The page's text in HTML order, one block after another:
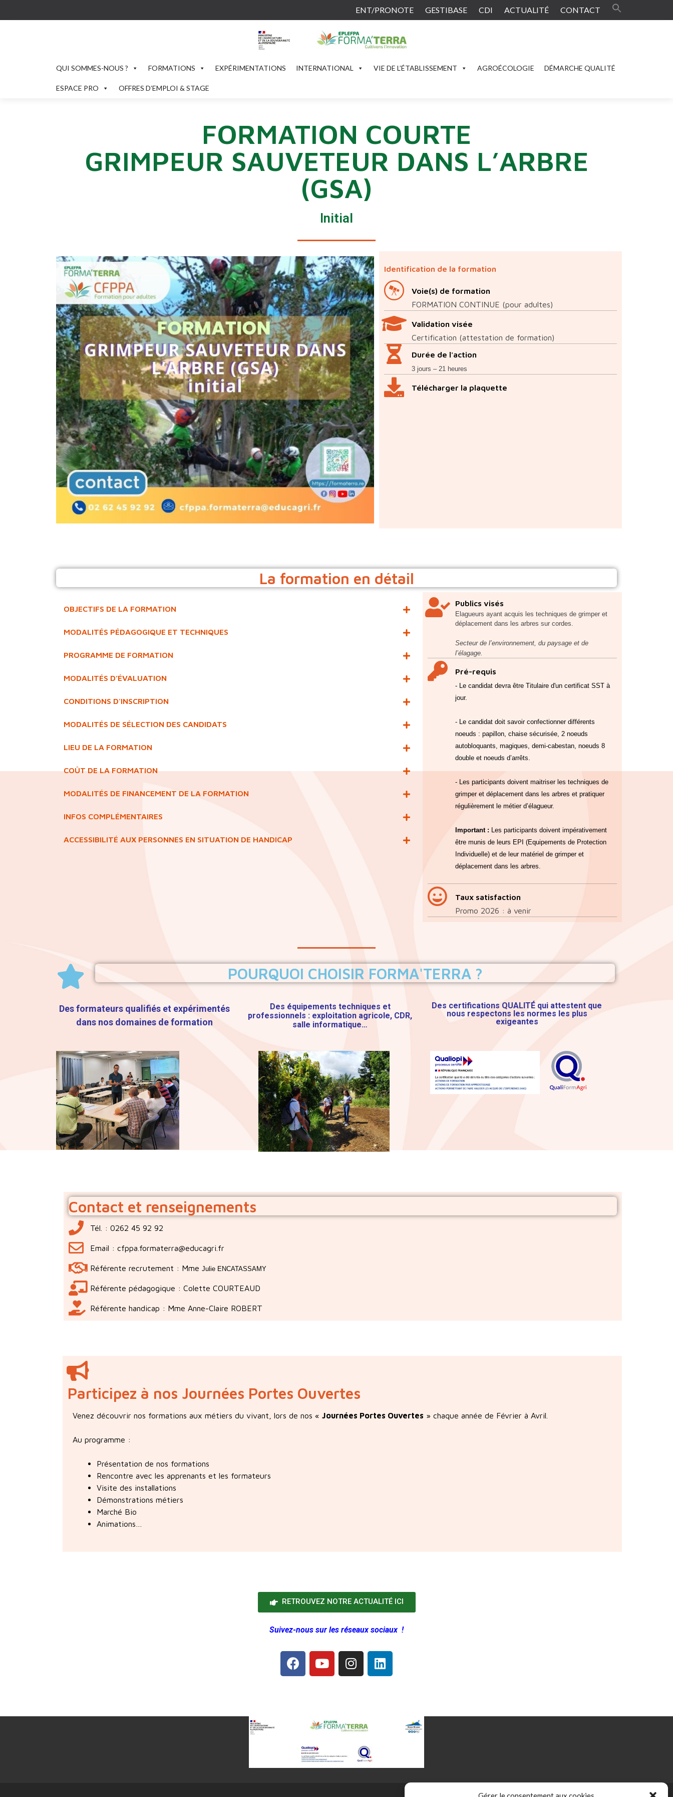
ENT/PRONOTE GESTIBASE CDI ACTUALITÉ CONTACT
QUI SOMMES-NOUS ? FORMATIONS EXPÉRIMENTATIONS INTERNATIONAL VIE DE L’ÉTABLISSEMENT AGROÉCOLOGIE DÉMARCHE QUALITÉ
ESPACE PRO OFFRES D’EMPLOI & STAGE
FORMATION COURTE
GRIMPEUR SAUVETEUR DANS L’ARBRE
(GSA)
Initial
Identification de la formation
Voie(s) de formation
FORMATION CONTINUE (pour adultes)
Validation visée
Certification (attestation de formation)
Durée de l'action
3 jours – 21 heures
Télécharger la plaquette
La formation en détail
OBJECTIFS DE LA FORMATION
MODALITÉS PÉDAGOGIQUE ET TECHNIQUES
PROGRAMME DE FORMATION
MODALITÉS D’ÉVALUATION
CONDITIONS D'INSCRIPTION
MODALITÉS DE SÉLECTION DES CANDIDATS
LIEU DE LA FORMATION
COÛT DE LA FORMATION
MODALITÉS DE FINANCEMENT DE LA FORMATION
INFOS COMPLÉMENTAIRES
ACCESSIBILITÉ AUX PERSONNES EN SITUATION DE HANDICAP
Publics visés
Elagueurs ayant acquis les techniques de grimper et
déplacement dans les arbres sur cordes.
Secteur de l’environnement, du paysage et de
l’élagage.
Pré-requis
- Le candidat devra être Titulaire d'un certificat SST à
jour.
- Le candidat doit savoir confectionner différents
noeuds : papillon, chaise sécurisée, 2 noeuds
autobloquants, magiques, demi-cabestan, noeuds 8
double et noeuds d’arrêts.
- Les participants doivent maitriser les techniques de
grimper et déplacement dans les arbres et pratiquer
régulièrement le métier d’élagueur.
Important :
Les participants doivent impérativement
être munis de leurs EPI (Equipements de Protection
Individuelle) et de leur matériel de grimper et
déplacement dans les arbres.
Taux satisfaction
Promo 2026 : à venir
POURQUOI CHOISIR FORMA'TERRA ?
Des formateurs qualifiés et expérimentés
dans nos domaines de formation
Des équipements techniques et
professionnels : exploitation agricole, CDR,
salle informatique…
Des certifications QUALITÉ qui attestent que
nous respectons les normes les plus
exigeantes
Contact et renseignements
Tél. : 0262 45 92 92
Email : cfppa.formaterra@educagri.fr
Référente recrutement : Mme Julie ENCATASSAMY
Référente pédagogique : Colette COURTEAUD
Référente handicap : Mme Anne-Claire ROBERT
Participez à nos Journées Portes Ouvertes
Venez découvrir nos formations aux métiers du vivant, lors de nos «Journées Portes Ouvertes » chaque année de Février à Avril.
Au programme :
Présentation de nos formations
Rencontre avec les apprenants et les formateurs
Visite des installations
Démonstrations métiers
Marché Bio
Animations…
RETROUVEZ NOTRE ACTUALITÉ ICI
Suivez-nous sur les réseaux sociaux !